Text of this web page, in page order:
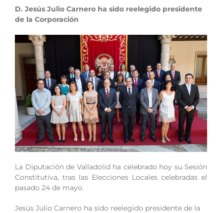
D. Jesús Julio Carnero ha sido reelegido presidente
de la Corporación
La Diputación de Valladolid ha celebrado hoy su Sesión
Constitutiva, tras las Elecciones Locales celebradas el
pasado 24 de mayo.
Jesús Julio Carnero ha sido reelegido presidente de la